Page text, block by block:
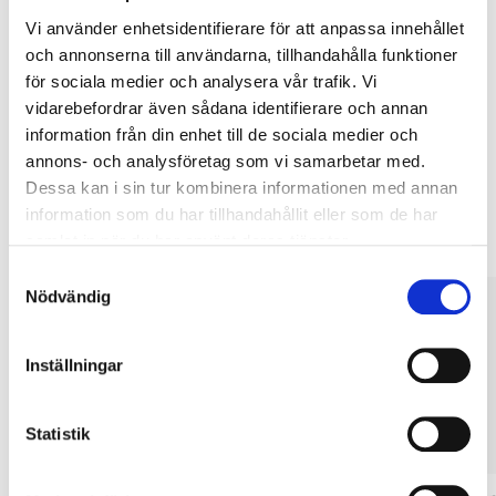
Vi använder enhetsidentifierare för att anpassa innehållet
och annonserna till användarna, tillhandahålla funktioner
för sociala medier och analysera vår trafik. Vi
vidarebefordrar även sådana identifierare och annan
information från din enhet till de sociala medier och
annons- och analysföretag som vi samarbetar med.
Dessa kan i sin tur kombinera informationen med annan
information som du har tillhandahållit eller som de har
Nödvändig
Inställningar
Statistik
Köp & Hämta i ditt varuhus inom 2 timmar! För mer information om
tjänsten och våra villkor.
LÄS MER
Andra kunder köpte också